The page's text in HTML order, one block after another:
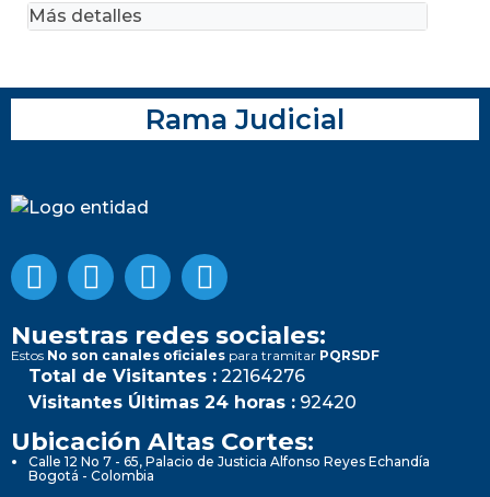
Más detalles
Rama Judicial
Nuestras redes sociales:
Estos No son canales oficiales para tramitar PQRSDF
Total de Visitantes : 22164276
Visitantes Últimas 24 horas : 92420
Ubicación Altas Cortes:
Calle 12 No 7 - 65, Palacio de Justicia Alfonso Reyes Echandía
Bogotá - Colombia